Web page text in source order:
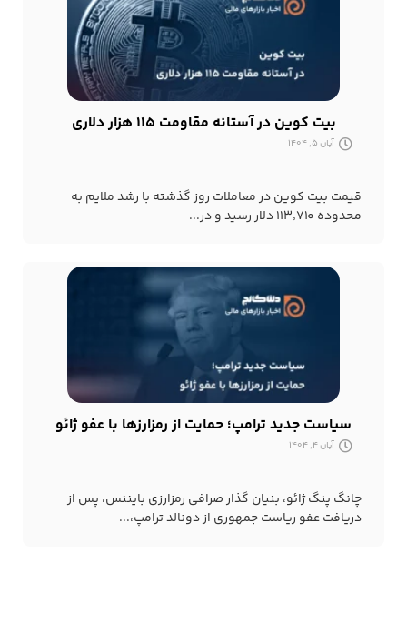
بیت کوین در آستانه مقاومت ۱۱۵ هزار دلاری
آبان 5, 1404
قیمت بیت کوین در معاملات روز گذشته با رشد ملایم به
محدوده ۱۱۳٬۷۱۰ دلار رسید و در...
سیاست جدید ترامپ؛ حمایت از رمزارزها با عفو ژائو
آبان 4, 1404
چانگ پنگ ژائو، بنیان گذار صرافی رمزارزی بایننس، پس از
دریافت عفو ریاست جمهوری از دونالد ترامپ،...